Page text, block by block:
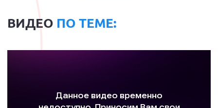
ВИДЕО ПО ТЕМЕ: